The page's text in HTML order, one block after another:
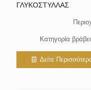
ΓΛΥΚΟΣΤΥΛΛΑΣ
Κατηγορία
Δείτε